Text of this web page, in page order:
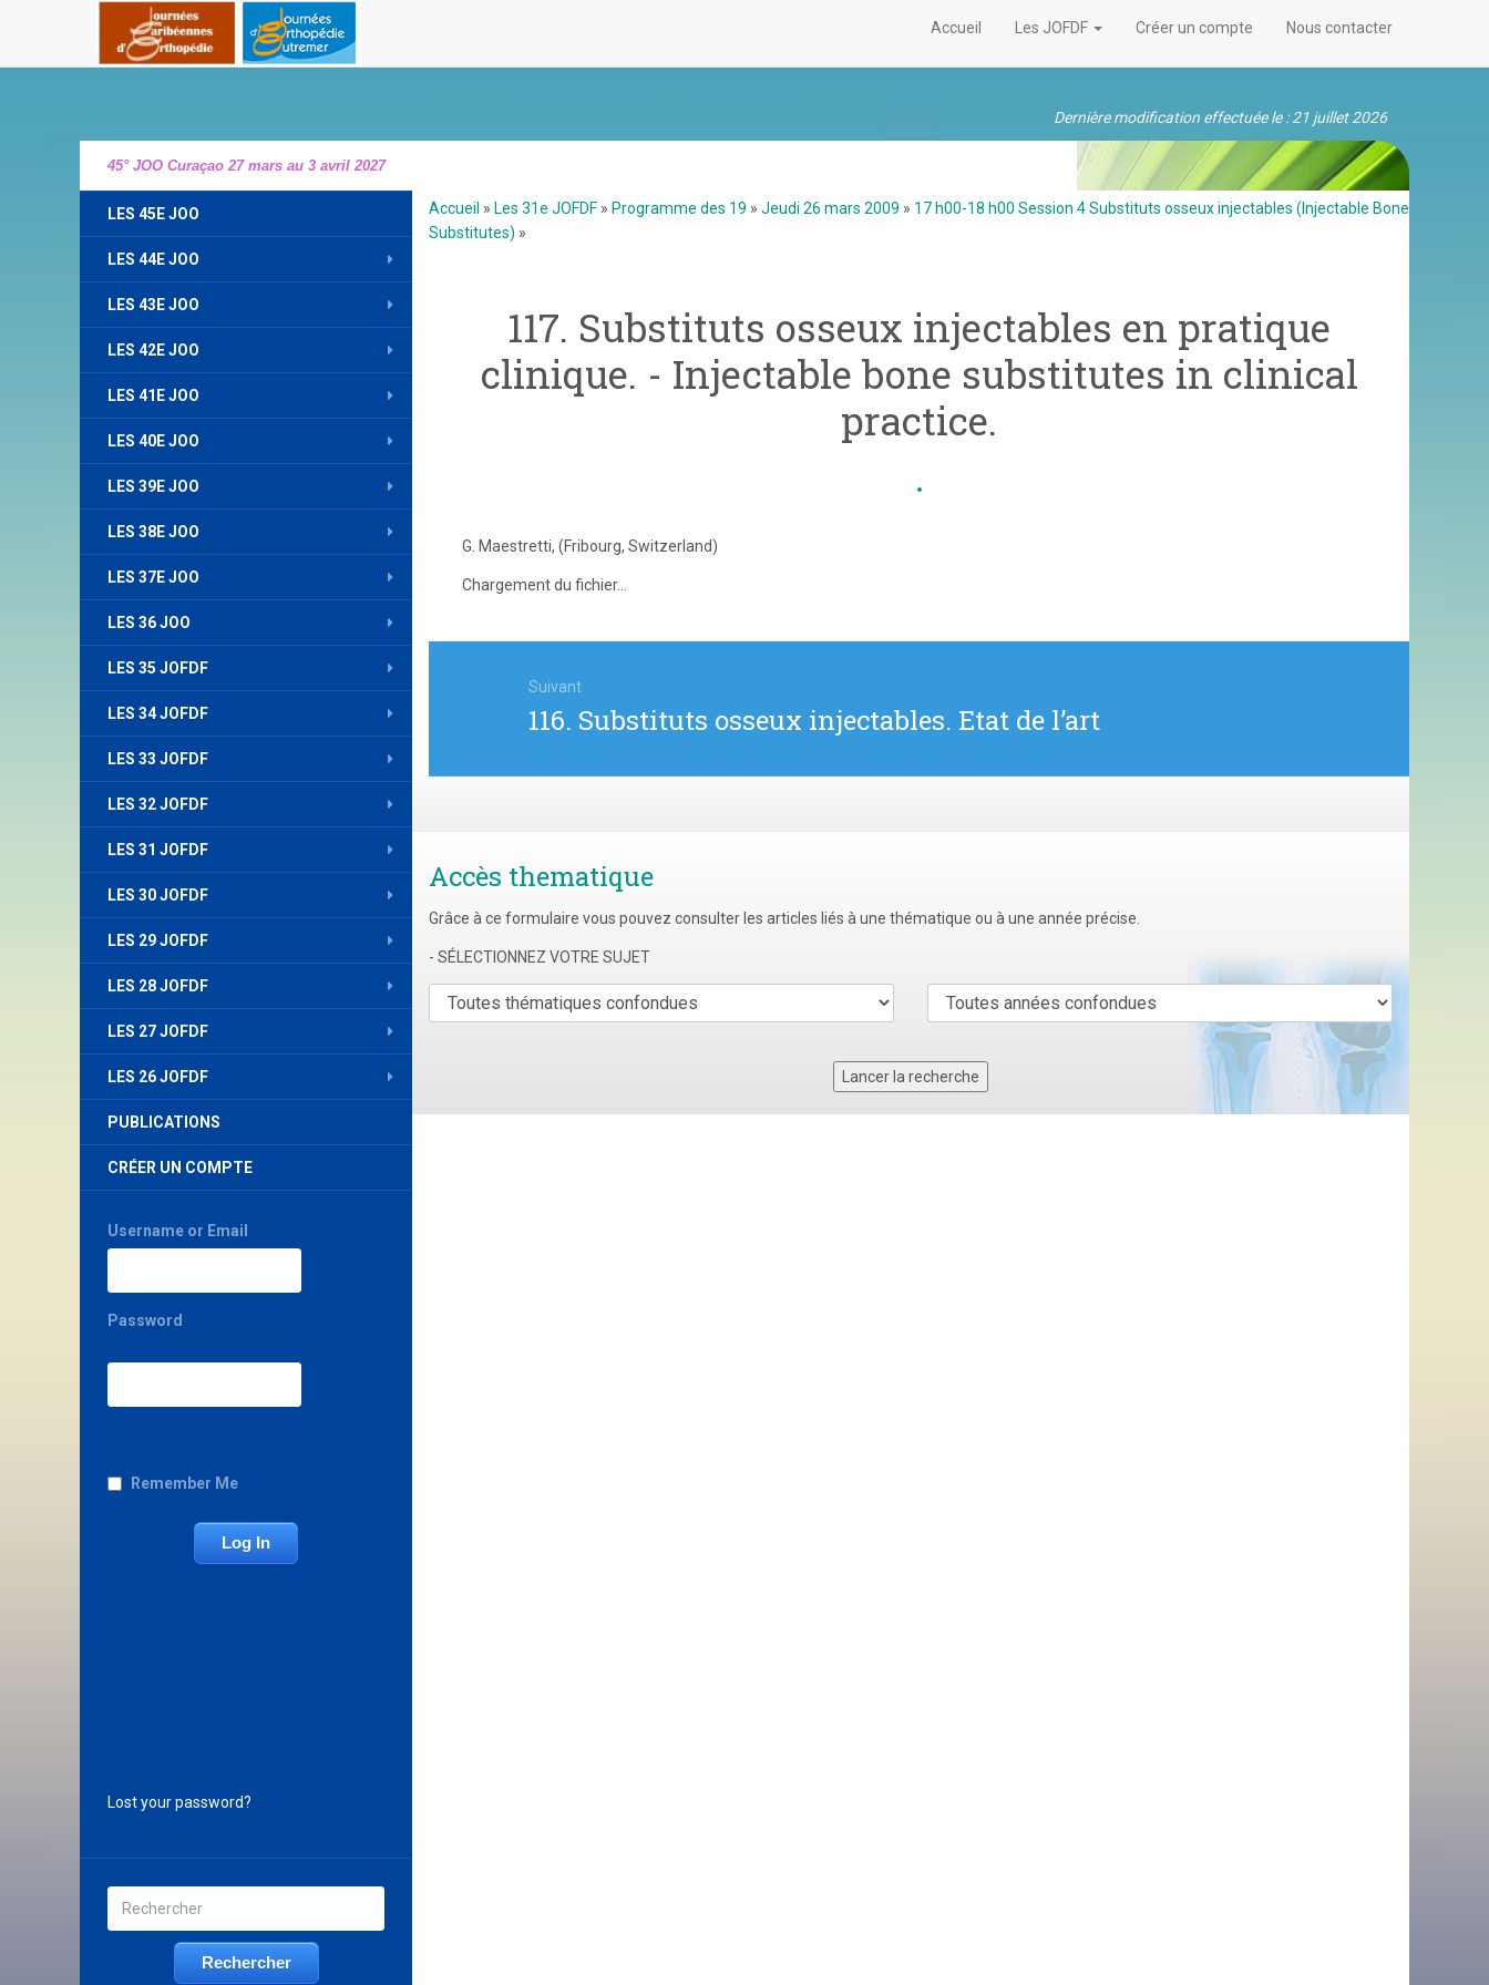
Dernière modification effectuée le : 21 juillet 2026
45° JOO Curaçao 27 mars au 3 avril 2027
Accueil Les JOFDF Créer un compte Nous contacter
LES 45E JOO
LES 44E JOO
LES 43E JOO
LES 42E JOO
LES 41E JOO
LES 40E JOO
LES 39E JOO
LES 38E JOO
LES 37E JOO
LES 36 JOO
LES 35 JOFDF
LES 34 JOFDF
LES 33 JOFDF
LES 32 JOFDF
LES 31 JOFDF
LES 30 JOFDF
LES 29 JOFDF
LES 28 JOFDF
LES 27 JOFDF
LES 26 JOFDF
PUBLICATIONS
CRÉER UN COMPTE
Username or Email
Password
Remember Me
Lost your password?
Accueil » Les 31e JOFDF » Programme des 19 » Jeudi 26 mars 2009 » 17 h00-18 h00 Session 4 Substituts osseux injectables (Injectable Bone
Substitutes) »
117. Substituts osseux injectables en pratique
clinique. - Injectable bone substitutes in clinical
practice.
G. Maestretti, (Fribourg, Switzerland)
Chargement du fichier...
l’article
Suivant
Article
suivant
116. Substituts osseux injectables. Etat de l’art
Accès thematique
Grâce à ce formulaire vous pouvez consulter les articles liés à une thématique ou à une année précise.
- SÉLECTIONNEZ VOTRE SUJET